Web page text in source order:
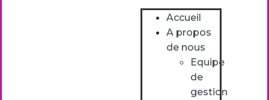
Accueil
A propos
de nous
Equipe
de
gestion